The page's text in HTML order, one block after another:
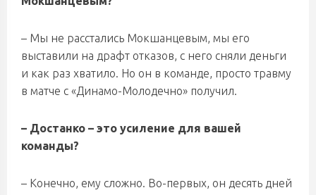
– Мы не расстались Мокшанцевым, мы его
выставили на драфт отказов, с него сняли деньги
и как раз хватило. Но он в команде, просто травму
в матче с «Динамо-Молодечно» получил.
– Достанко – это усиление для вашей
команды?
– Конечно, ему сложно. Во-первых, он десять дней